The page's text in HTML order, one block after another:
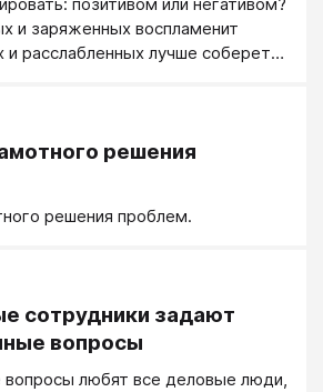
иногда по экспоненте.
и заряженных воспламенит
и расслабленных лучше соберет
решения
решения проблем.
сотрудники задают
вопросы
вопросы любят все деловые люди,